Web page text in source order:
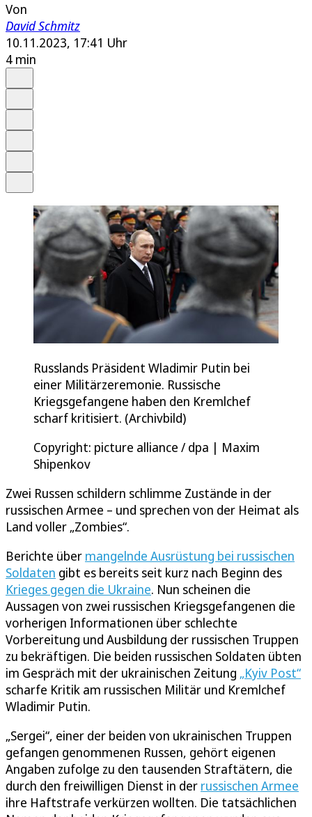
Von
David Schmitz
10.11.2023, 17:41 Uhr
4 min
Russlands Präsident Wladimir Putin bei
einer Militärzeremonie. Russische
Kriegsgefangene haben den Kremlchef
scharf kritisiert. (Archivbild)
Copyright: picture alliance / dpa | Maxim
Shipenkov
Zwei Russen schildern schlimme Zustände in der
russischen Armee – und sprechen von der Heimat als
Land voller „Zombies“.
Berichte über mangelnde Ausrüstung bei russischen
Soldaten gibt es bereits seit kurz nach Beginn des
Krieges gegen die Ukraine. Nun scheinen die
Aussagen von zwei russischen Kriegsgefangenen die
vorherigen Informationen über schlechte
Vorbereitung und Ausbildung der russischen Truppen
zu bekräftigen. Die beiden russischen Soldaten übten
im Gespräch mit der ukrainischen Zeitung „Kyiv Post“
scharfe Kritik am russischen Militär und Kremlchef
Wladimir Putin.
„Sergei“, einer der beiden von ukrainischen Truppen
gefangen genommenen Russen, gehört eigenen
Angaben zufolge zu den tausenden Straftätern, die
durch den freiwilligen Dienst in der russischen Armee
ihre Haftstrafe verkürzen wollten. Die tatsächlichen